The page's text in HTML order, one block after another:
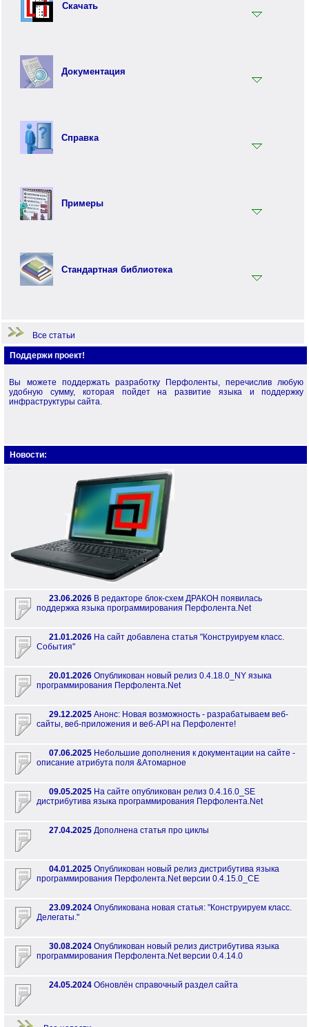
Скачать
Документация
Инструментарий
Документация
Синтаксис языка Перфолента
Практика программирования на языке Перфолента
Перфо - функциональный язык программирования
Справка
Встроенные функции
Терминология
Примеры
Примеры по стандартной библиотеке
Примеры по языку Перфо
Стандартная библиотека
Все статьи
Поддержи проект!
Вы можете поддержать разработку Перфоленты, перечислив любую
удобную сумму, которая пойдет на развитие языка и поддержку
инфраструктуры сайта.
Новости:
23.06.2026 В редакторе блок-схем ДРАКОН появилась
поддержка языка программирования Перфолента.Net
21.01.2026 На сайт добавлена статья "Конструируем класс.
События"
20.01.2026 Опубликован новый релиз 0.4.18.0_NY языка
программирования Перфолента.Net
29.12.2025 Анонс: Новая возможность - разрабатываем веб-
сайты, веб-приложения и веб-API на Перфоленте!
07.06.2025 Небольшие дополнения к документации на сайте -
описание атрибута поля &Атомарное
09.05.2025 На сайте опубликован релиз 0.4.16.0_SE
дистрибутива языка программирования Перфолента.Net
27.04.2025 Дополнена статья про циклы
04.01.2025 Опубликован новый релиз дистрибутива языка
программирования Перфолента.Net версии 0.4.15.0_CE
23.09.2024 Опубликована новая статья: "Конструируем класс.
Делегаты."
30.08.2024 Опубликован новый релиз дистрибутива языка
программирования Перфолента.Net версии 0.4.14.0
24.05.2024 Обновлён справочный раздел сайта